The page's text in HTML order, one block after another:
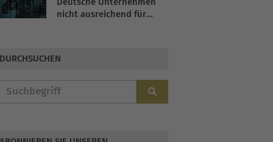
nicht ausreichend für
DURCHSUCHEN